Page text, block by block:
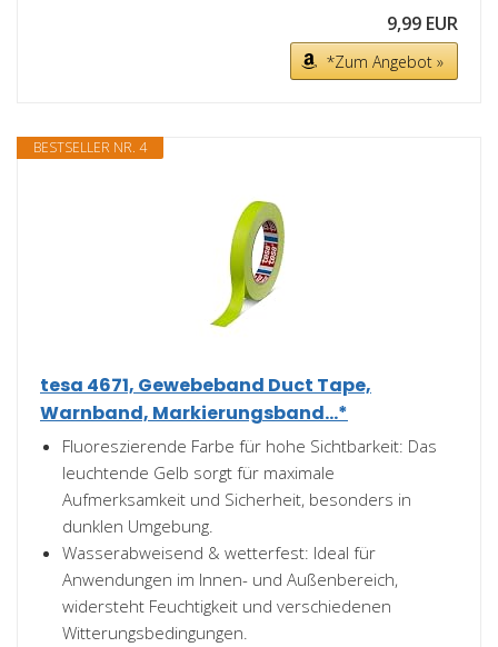
9,99 EUR
*Zum Angebot »
BESTSELLER NR. 4
tesa 4671, Gewebeband Duct Tape,
Warnband, Markierungsband...*
Fluoreszierende Farbe für hohe Sichtbarkeit: Das
leuchtende Gelb sorgt für maximale
Aufmerksamkeit und Sicherheit, besonders in
dunklen Umgebung.
Wasserabweisend & wetterfest: Ideal für
Anwendungen im Innen- und Außenbereich,
widersteht Feuchtigkeit und verschiedenen
Witterungsbedingungen.